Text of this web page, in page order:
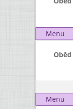
Menu
Oběd
Menu